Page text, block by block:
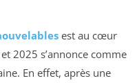
est au cœur
2025 s’annonce comme
En effet, après une